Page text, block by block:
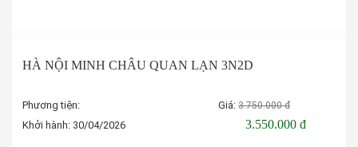
HÀ NỘI MINH CHÂU QUAN LẠN 3N2D
Phương tiện:
Khởi hành: 30/04/2026
Giá:3.750.000 đ
3.550.000 đ